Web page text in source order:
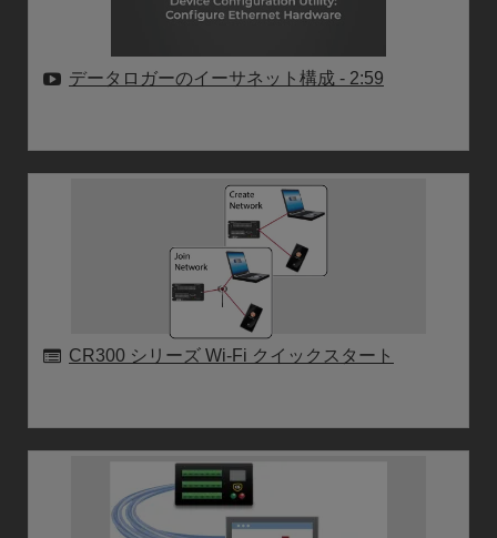
データロガーのイーサネット構成 - 2:59
CR300 シリーズ Wi-Fi クイックスタート